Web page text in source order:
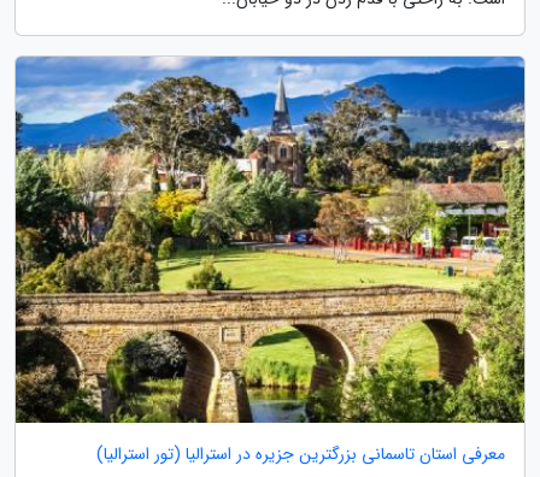
معرفی استان تاسمانی بزرگترین جزیره در استرالیا (تور استرالیا)